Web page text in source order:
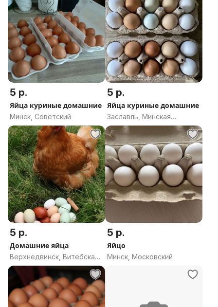
5 р.
Яйца куриные домашние
Минск, Советский
5 р.
Яйца куриные домашние
Заславль, Минская
область
5 р.
Домашние яйца
Верхнедвинск, Витебская
область
5 р.
Яйцо
Минск, Московский